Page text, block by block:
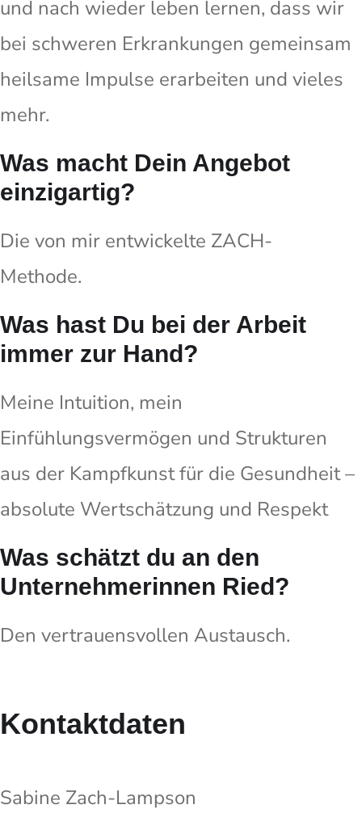
und nach wieder leben lernen, dass wir
bei schweren Erkrankungen gemeinsam
heilsame Impulse erarbeiten und vieles
mehr.
Was macht Dein Angebot
einzigartig?
Die von mir entwickelte ZACH-
Methode.
Was hast Du bei der Arbeit
immer zur Hand?
Meine Intuition, mein
Einfühlungsvermögen und Strukturen
aus der Kampfkunst für die Gesundheit –
absolute Wertschätzung und Respekt
Was schätzt du an den
Unternehmerinnen Ried?
Den vertrauensvollen Austausch.
Kontaktdaten
Sabine Zach-Lampson